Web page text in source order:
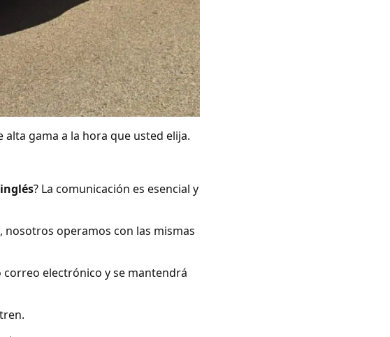
gama a la hora que usted elija.
inglés? La comunicación es esencial y
nosotros operamos con las mismas
electrónico y se mantendrá